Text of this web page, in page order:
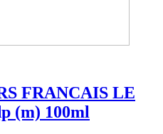
FRANCAIS LE
(m) 100ml